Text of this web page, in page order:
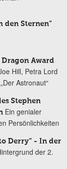
den Sternen“
Award
Hill, Petra Lord
Astronaut“
Stephen
Ein genialer
Persönlichkeiten
Derry“ - In der
der 2.